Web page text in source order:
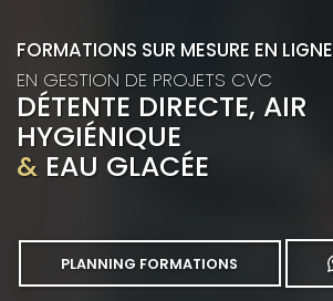
FORMATIONS SUR MESURE EN LIGNE
EN GESTION DE PROJETS CVC
DÉTENTE DIRECTE, AIR
HYGIÉNIQUE
& EAU GLACÉE
PLANNING FORMATIONS